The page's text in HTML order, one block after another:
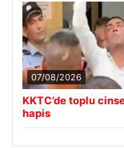
07/08/2026
KKTC’de toplu
hapis